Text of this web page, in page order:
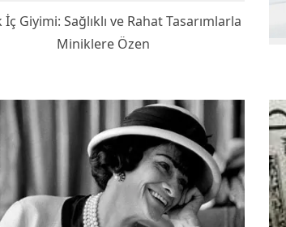
İç Giyimi: Sağlıklı ve Rahat Tasarımlarla
Miniklere Özen